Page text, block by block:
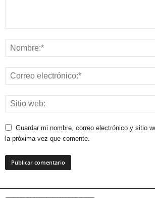
Guardar mi nombre, correo electrónico y sitio
la próxima vez que comente.